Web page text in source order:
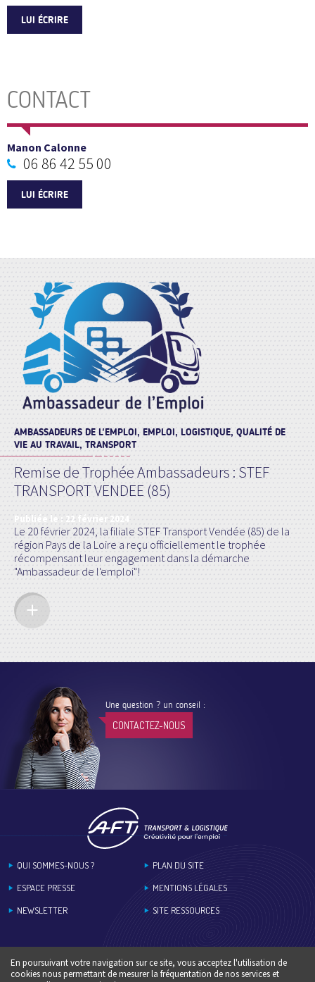
LUI ÉCRIRE
CONTACT
Manon Calonne
06 86 42 55 00
LUI ÉCRIRE
AMBASSADEURS DE L'EMPLOI, EMPLOI, LOGISTIQUE, QUALITÉ DE
VIE AU TRAVAIL, TRANSPORT
Remise de Trophée Ambassadeurs : STEF
TRANSPORT VENDEE (85)
Publiée le : 22 février 2024
Le 20 février 2024, la filiale STEF Transport Vendée (85) de la
région Pays de la Loire a reçu officiellement le trophée
récompensant leur engagement dans la démarche
"Ambassadeur de l'emploi"!
Une question ? un conseil :
CONTACTEZ-NOUS
QUI SOMMES-NOUS ?
ESPACE PRESSE
NEWSLETTER
PLAN DU SITE
MENTIONS LÉGALES
SITE RESSOURCES
En poursuivant votre navigation sur ce site, vous acceptez l'utilisation de
cookies nous permettant de mesurer la fréquentation de nos services et